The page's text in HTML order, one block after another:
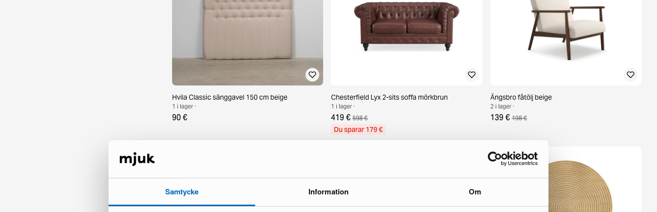
Samtycke Information Om
Hvila Classic sänggavel 150 cm beige
1 i lager ·
90 €
Chesterfield Lyx 2-sits soffa mörkbrun
1 i lager ·
419 € 598 €
Du sparar 179 €
Ängsbro fåtölj beige
2 i lager ·
139 € 198 €